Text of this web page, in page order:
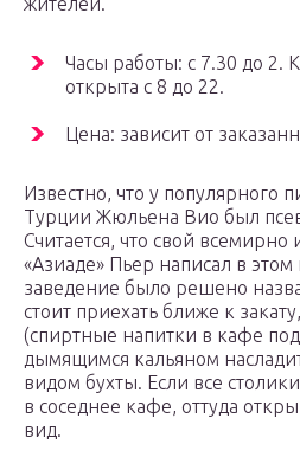
Часы работы: с 7.30 до 2.
открыта с 8 до 22.
Цена: зависит от
Известно, что у популярного
Турции Жюльена Вио был
Считается, что свой
«Азиаде» Пьер написал в
заведение было решено
стоит приехать ближе к
(спиртные напитки в кафе
дымящимся кальяном
видом бухты. Если все
в соседнее кафе, оттуда
вид.